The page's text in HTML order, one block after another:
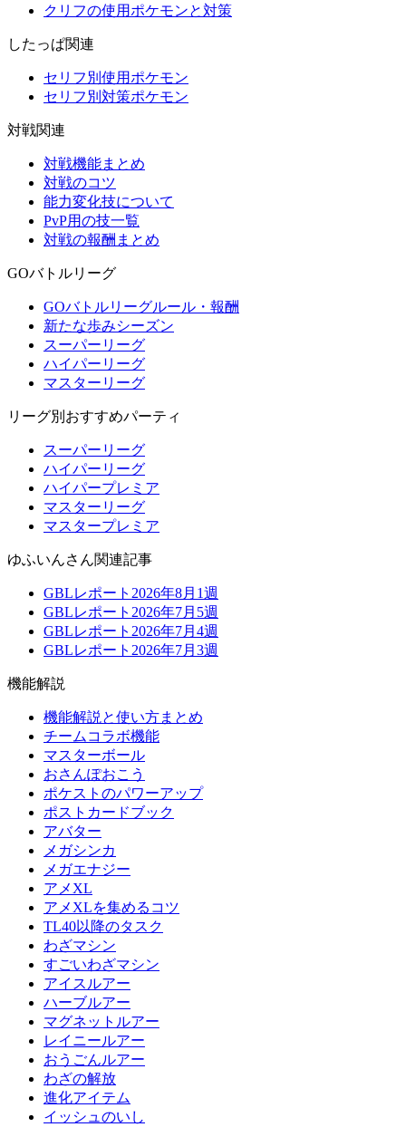
クリフの使用ポケモンと対策
したっぱ関連
セリフ別使用ポケモン
セリフ別対策ポケモン
対戦関連
対戦機能まとめ
対戦のコツ
能力変化技について
PvP用の技一覧
対戦の報酬まとめ
GOバトルリーグ
GOバトルリーグルール・報酬
新たな歩みシーズン
スーパーリーグ
ハイパーリーグ
マスターリーグ
リーグ別おすすめパーティ
スーパーリーグ
ハイパーリーグ
ハイパープレミア
マスターリーグ
マスタープレミア
ゆふいんさん関連記事
GBLレポート2026年8月1週
GBLレポート2026年7月5週
GBLレポート2026年7月4週
GBLレポート2026年7月3週
機能解説
機能解説と使い方まとめ
チームコラボ機能
マスターボール
おさんぽおこう
ポケストのパワーアップ
ポストカードブック
アバター
メガシンカ
メガエナジー
アメXL
アメXLを集めるコツ
TL40以降のタスク
わざマシン
すごいわざマシン
アイスルアー
ハーブルアー
マグネットルアー
レイニールアー
おうごんルアー
わざの解放
進化アイテム
イッシュのいし